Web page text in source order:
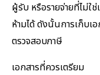
ผู้รับ หรือรายจ่ายที่ไม่ใ
ห้ามได้ ดังนั้นการเก็บเ
ตรวจสอบภาษี
เอกสารที่ควรเตรียม